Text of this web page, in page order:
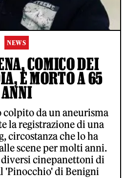
NEWS
COMICO DEI
È MORTO A 65
ANNI
colpito da un aneurisma
la registrazione di una
circostanza che lo ha
scene per molti anni.
diversi cinepanettoni di
'Pinocchio' di Benigni